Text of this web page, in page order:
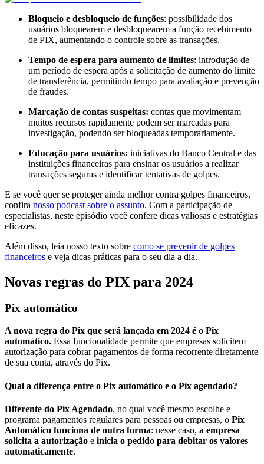
Bloqueio e desbloqueio de funções: possibilidade dos
usuários bloquearem e desbloquearem a função recebimento
de PIX, aumentando o controle sobre as transações.
Tempo de espera para aumento de limites: introdução de
um período de espera após a solicitação de aumento do limite
de transferência, permitindo tempo para avaliação e prevenção
de fraudes.
Marcação de contas suspeitas: contas que movimentam
muitos recursos rapidamente podem ser marcadas para
investigação, podendo ser bloqueadas temporariamente.
Educação para usuários: iniciativas do Banco Central e das
instituições financeiras para ensinar os usuários a realizar
transações seguras e identificar tentativas de golpes.
E se você quer se proteger ainda melhor contra golpes financeiros,
confira nosso podcast sobre o assunto. Com a participação de
especialistas, neste episódio você confere dicas valiosas e estratégias
eficazes.
Além disso, leia nosso texto sobre como se prevenir de golpes
financeiros e veja dicas práticas para o seu dia a dia.
Novas regras do PIX para 2024
Pix automático
A nova regra do Pix que será lançada em 2024 é o Pix
automático. Essa funcionalidade permite que empresas solicitem
autorização para cobrar pagamentos de forma recorrente diretamente
de sua conta, através do Pix.
Qual a diferença entre o Pix automático e o Pix agendado?
Diferente do Pix Agendado, no qual você mesmo escolhe e
programa pagamentos regulares para pessoas ou empresas, o Pix
Automático funciona de outra forma: nesse caso, a empresa
solicita a autorização e inicia o pedido para debitar os valores
automaticamente.